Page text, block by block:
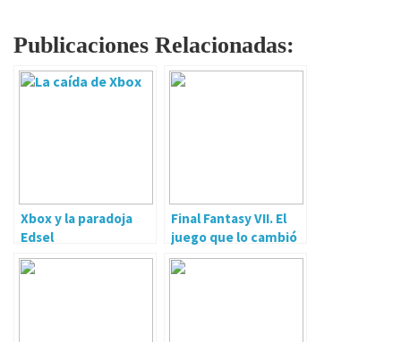
Publicaciones Relacionadas:
Xbox y la paradoja
Edsel
Final Fantasy VII. El
juego que lo cambió
todo.